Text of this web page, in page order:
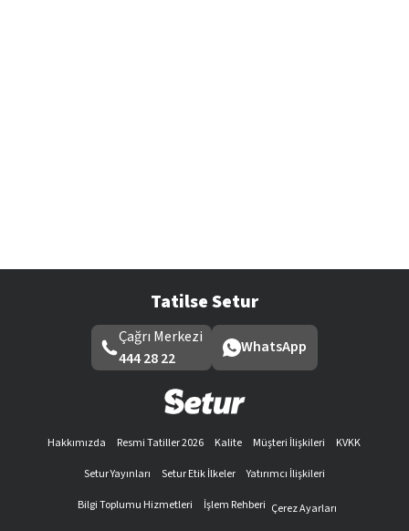
Tatilse Setur
Çağrı Merkezi
444 28 22
WhatsApp
Hakkımızda Resmi Tatiller 2026 Kalite Müşteri İlişkileri
KVKK
Setur Yayınları
Setur Etik İlkeler
Yatırımcı İlişkileri
Bilgi Toplumu Hizmetleri
İşlem Rehberi Çerez Ayarları